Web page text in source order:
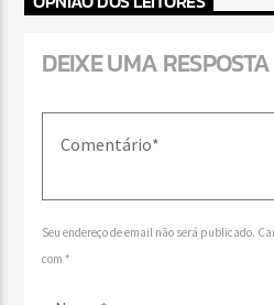
DEIXE UMA RESPOSTA
Seu endereço de email não será publicado.
com *